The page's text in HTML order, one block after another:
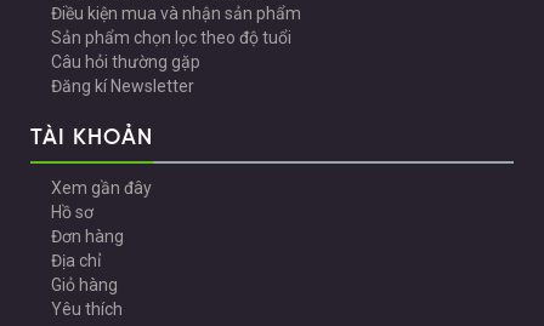
Điều kiện mua và nhận sản phẩm
Sản phẩm chọn lọc theo độ tuổi
Câu hỏi thường gặp
Đăng kí Newsletter
TÀI KHOẢN
Xem gần đây
Hồ sơ
Đơn hàng
Địa chỉ
Giỏ hàng
Yêu thích